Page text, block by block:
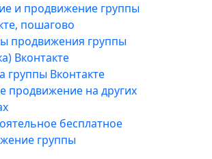
и продвижение группы
пошагово
продвижения группы
Вконтакте
группы Вконтакте
продвижение на других
бесплатное
группы